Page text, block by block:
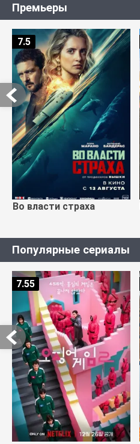
Премьеры
Во власти страха
7.5
Популярные сериалы
7.55